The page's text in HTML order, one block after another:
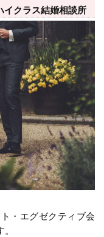
イクラス結婚相談所
・エグゼクティブ会